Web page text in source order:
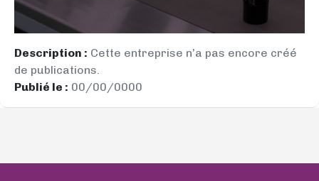
Description : Cette entreprise n’a pas encore créé
de publications.
Publié le : 00/00/0000